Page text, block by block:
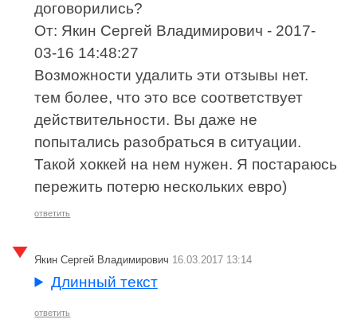
договорились?
От: Якин Сергей Владимирович - 2017-
03-16 14:48:27
Возможности удалить эти отзывы нет.
тем более, что это все соответствует
действительности. Вы даже не
попытались разобраться в ситуации.
Такой хоккей на нем нужен. Я постараюсь
пережить потерю нескольких евро)
ответить
Якин Сергей Владимирович 16.03.2017 13:14
Длинный текст
ответить